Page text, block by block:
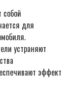
собой
для
устраняют
эффект